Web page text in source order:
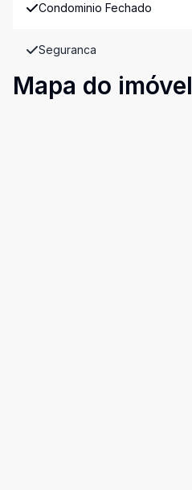
Condominio Fechado
Seguranca
Mapa do imóvel